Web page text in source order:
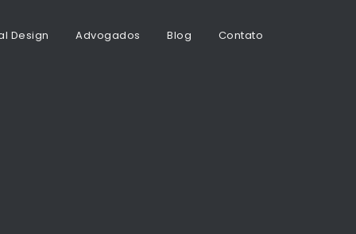
Design Advogados Blog Contato